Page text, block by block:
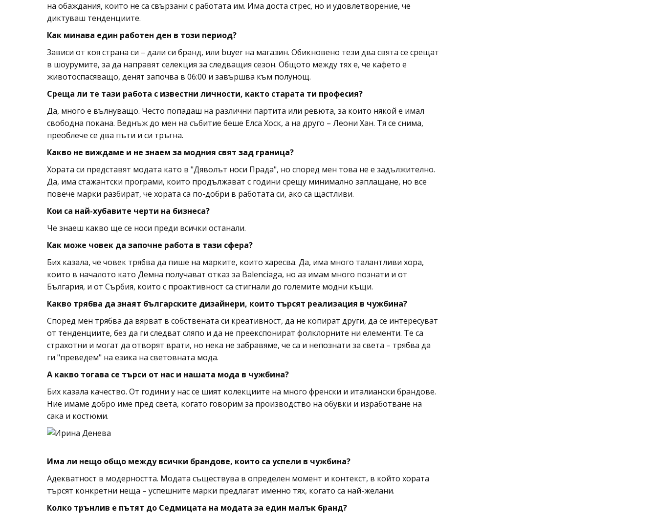
на обаждания, които не са свързани с работата им. Има доста стрес, но и удовлетворение, че
диктуваш тенденциите.
Как минава един работен ден в този период?
Зависи от коя страна си – дали си бранд, или buyer на магазин. Обикновено тези два свята се срещат
в шоурумите, за да направят селекция за следващия сезон. Общото между тях е, че кафето е
животоспасяващо, денят започва в 06:00 и завършва към полунощ.
Среща ли те тази работа с известни личности, както старата ти професия?
Да, много е вълнуващо. Често попадаш на различни партита или ревюта, за които някой е имал
свободна покана. Веднъж до мен на събитие беше Елса Хоск, а на друго – Леони Хан. Тя се снима,
преоблече се два пъти и си тръгна.
Какво не виждаме и не знаем за модния свят зад граница?
Хората си представят модата като в "Дяволът носи Прада", но според мен това не е задължително.
Да, има стажантски програми, които продължават с години срещу минимално заплащане, но все
повече марки разбират, че хората са по-добри в работата си, ако са щастливи.
Кои са най-хубавите черти на бизнеса?
Че знаеш какво ще се носи преди всички останали.
Как може човек да започне работа в тази сфера?
Бих казала, че човек трябва да пише на марките, които харесва. Да, има много талантливи хора,
които в началото като Демна получават отказ за Balenciaga, но аз имам много познати и от
България, и от Сърбия, които с проактивност са стигнали до големите модни къщи.
Какво трябва да знаят българските дизайнери, които търсят реализация в чужбина?
Според мен трябва да вярват в собствената си креативност, да не копират други, да се интересуват
от тенденциите, без да ги следват сляпо и да не преекспонират фолклорните ни елементи. Те са
страхотни и могат да отворят врати, но нека не забравяме, че са и непознати за света – трябва да
ги "преведем" на езика на световната мода.
А какво тогава се търси от нас и нашата мода в чужбина?
Бих казала качество. От години у нас се шият колекциите на много френски и италиански брандове.
Ние имаме добро име пред света, когато говорим за производство на обувки и изработване на
сака и костюми.
Има ли нещо общо между всички брандове, които са успели в чужбина?
Адекватност в модерността. Модата съществува в определен момент и контекст, в който хората
търсят конкретни неща – успешните марки предлагат именно тях, когато са най-желани.
Колко трънлив е пътят до Седмицата на модата за един малък бранд?